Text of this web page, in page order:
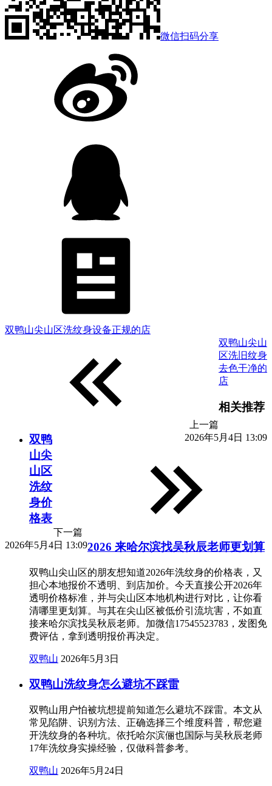
微信扫码分享
双鸭山尖山区洗纹身设备正规的店
上一篇
2026年5月4日 13:09
双鸭山尖山
区洗旧纹身
去色干净的
店
下一篇
2026年5月4日 13:09
相关推荐
双鸭
山尖
山区
洗纹
身价
格表
2026 来哈尔滨找吴秋辰老师更划算
双鸭山尖山区的朋友想知道2026年洗纹身的价格表，又
担心本地报价不透明、到店加价。今天直接公开2026年
透明价格标准，并与尖山区本地机构进行对比，让你看
清哪里更划算。与其在尖山区被低价引流坑害，不如直
接来哈尔滨找吴秋辰老师。加微信17545523783，发图免
费评估，拿到透明报价再决定。
双鸭山 2026年5月3日
双鸭山洗纹身怎么避坑不踩雷
双鸭山用户怕被坑想提前知道怎么避坑不踩雷。本文从
常见陷阱、识别方法、正确选择三个维度科普，帮您避
开洗纹身的各种坑。依托哈尔滨俪也国际与吴秋辰老师
17年洗纹身实操经验，仅做科普参考。
双鸭山 2026年5月24日